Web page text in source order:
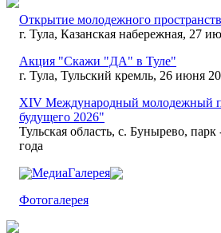
Открытие молодежного
г. Тула, Казанская набережная, 27
Акция "Скажи "ДА" в Туле"
г. Тула, Тульский кремль, 26 июня
XIV Международный
будущего 2026"
Тульская область, с. Бунырево,
года
МедиаГалерея
Фотогалерея